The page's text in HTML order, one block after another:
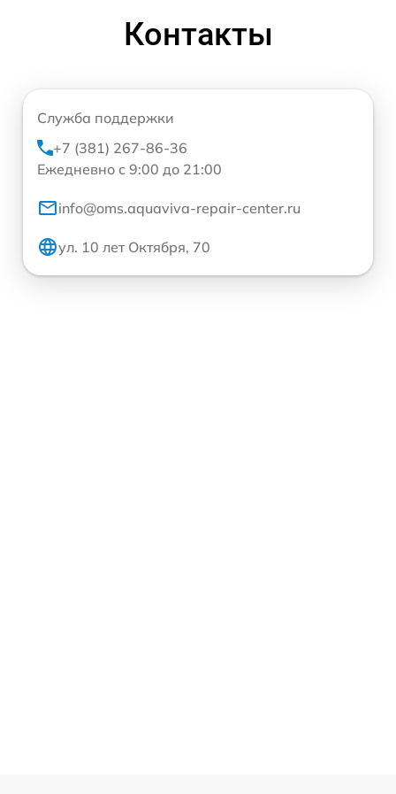
Контакты
Служба поддержки
+7 (381) 267-86-36
Ежедневно с 9:00 до 21:00
info@oms.aquaviva-repair-center.ru
ул. 10 лет Октября, 70